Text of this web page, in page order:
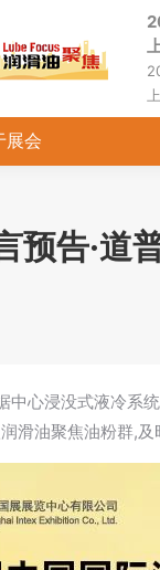
展会
预告·道
中心浸没式液冷系
滑油聚焦油粉群,